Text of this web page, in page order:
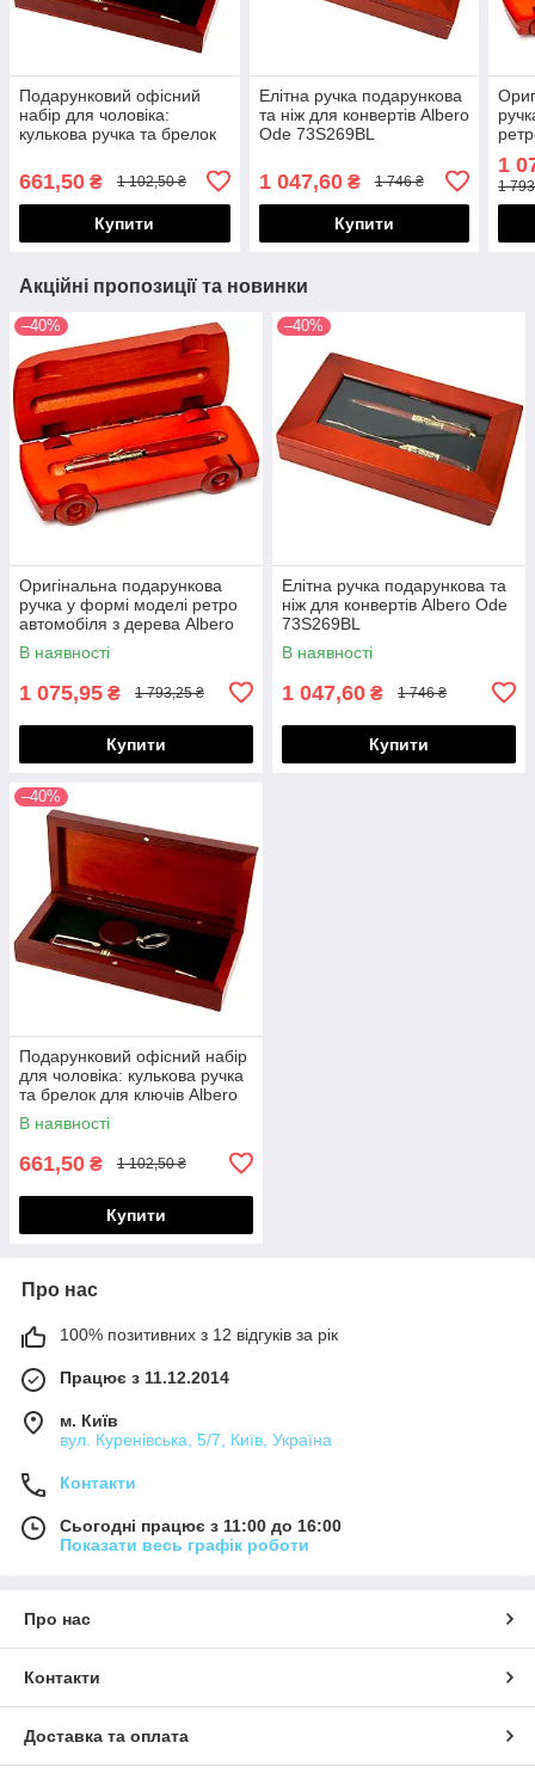
Подарунковий офісний
набір для чоловіка:
кулькова ручка та брелок
84S02
661,50 ₴ 1 102,50 ₴
Купити
Елітна ручка подарункова
та ніж для конвертів Albero
Ode 73S269BL
1 047,60₴ 1 746 ₴
Купити
1
1
Акційні пропозиції та новинки
–40%
Оригінальна подарункова
ручка у формі моделі ретро
автомобіля з дерева Albero
Ode 663S269
В наявності
1 075,95 ₴ 1 793,25 ₴
Купити
–40%
Елітна ручка подарункова та
ніж для конвертів Albero Ode
73S269BL
В наявності
1 047,60 ₴ 1 746 ₴
Купити
–40%
Подарунковий офісний набір
для чоловіка: кулькова ручка
та брелок для ключів Albero
Ode 84S02
В наявності
661,50 ₴ 1 102,50 ₴
Купити
Про нас
100% позитивних з 12 відгуків за рік
Працює з 11.12.2014
м. Київ
вул. Куренівська, 5/7, Київ, Україна
Контакти
Сьогодні працює з 11:00 до 16:00
Показати весь графік роботи
Про нас
Контакти
Доставка та оплата